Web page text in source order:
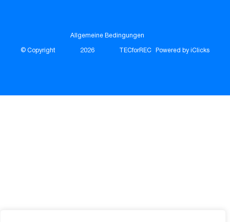
© Copyright 2026 TECforREC Powered by iClicks
Allgemeine Bedingungen